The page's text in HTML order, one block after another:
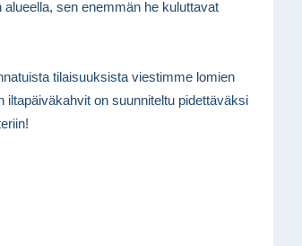
sen enemmän he kuluttavat
tilaisuuksista viestimme lomien
iltapäiväkahvit on suunniteltu pidettäväksi